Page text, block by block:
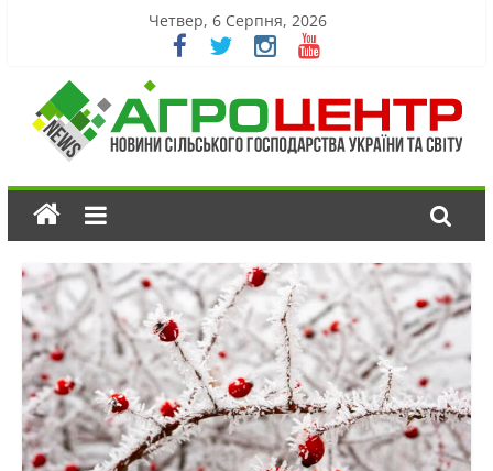
Четвер, 6 Серпня, 2026